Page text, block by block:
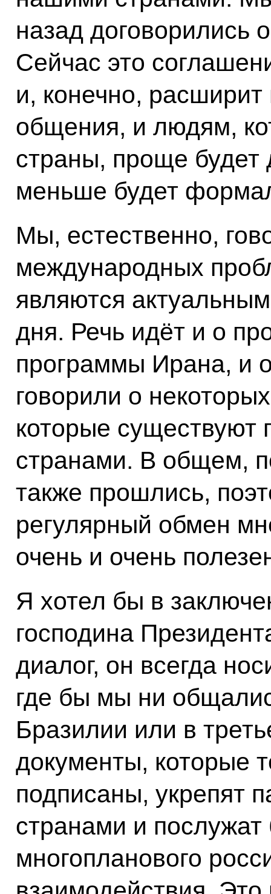
назад договорились
Сейчас это
и, конечно,
общения, и людям,
страны, проще будет
меньше будет
Мы, естественно,
международных
являются
дня. Речь идёт и о
программы Ирана, и
говорили о
которые существуют
странами. В общем,
также прошлись,
регулярный обмен
очень и очень
Я хотел бы в
господина
диалог, он всегда
где бы мы ни
Бразилии или в
документы, которые
подписаны, укрепят
странами и послужат
многопланового